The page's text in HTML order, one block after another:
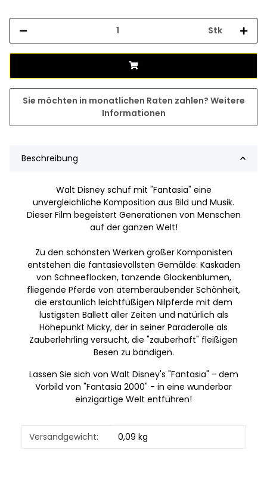
Stk
Sie möchten in monatlichen Raten zahlen? Weitere
Informationen
Beschreibung
Walt Disney schuf mit "Fantasia" eine
unvergleichliche Komposition aus Bild und Musik.
Dieser Film begeistert Generationen von Menschen
auf der ganzen Welt!
Zu den schönsten Werken großer Komponisten
entstehen die fantasievollsten Gemälde: Kaskaden
von Schneeflocken, tanzende Glockenblumen,
fliegende Pferde von atemberaubender Schönheit,
die erstaunlich leichtfüßigen Nilpferde mit dem
lustigsten Ballett aller Zeiten und natürlich als
Höhepunkt Micky, der in seiner Paraderolle als
Zauberlehrling versucht, die "zauberhaft" fleißigen
Besen zu bändigen.
Lassen Sie sich von Walt Disney's "Fantasia" - dem
Vorbild von "Fantasia 2000" - in eine wunderbar
einzigartige Welt entführen!
Produkteigenschaft
Wert
Versandgewicht: 0,09 kg